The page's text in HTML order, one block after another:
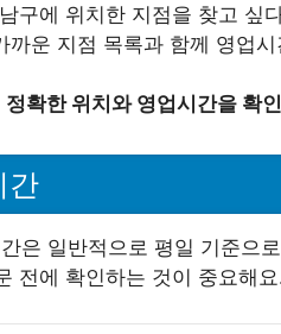
구에 위치한 지점을 찾고 싶
까운 지점 목록과 함께 영업
확한 위치와 영업시간을 확
간
은 일반적으로 평일 기준으
전에 확인하는 것이 중요해